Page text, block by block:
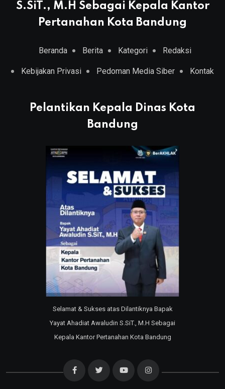
S.SiT., M.H Sebagai Kepala Kantor
Pertanahan Kota Bandung
Beranda Berita Kategori Redaksi
Kebijakan Privasi Pedoman Media Siber Kontak
Pelantikan Kepala Dinas Kota
Bandung
Selamat & Sukses atas Dilantiknya Bapak
Yayat Ahadiat Awaludin S.SiT., M.H Sebagai
Kepala Kantor Pertanahan Kota Bandung